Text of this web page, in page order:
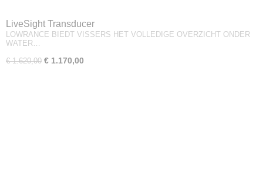
LiveSight Transducer
LOWRANCE BIEDT VISSERS HET VOLLEDIGE OVERZICHT ONDER
WATER…
€ 1.620,00 € 1.170,00